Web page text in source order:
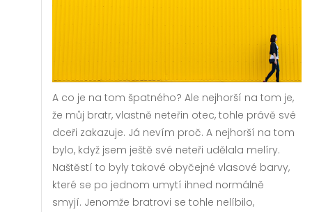
A co je na tom špatného? Ale nejhorší na tom je,
že můj bratr, vlastně neteřin otec, tohle právě své
dceři zakazuje. Já nevím proč. A nejhorší na tom
bylo, když jsem ještě své neteři udělala melíry.
Naštěstí to byly takové obyčejné vlasové barvy,
které se po jednom umytí ihned normálně
smyjí. Jenomže bratrovi se tohle nelíbilo,